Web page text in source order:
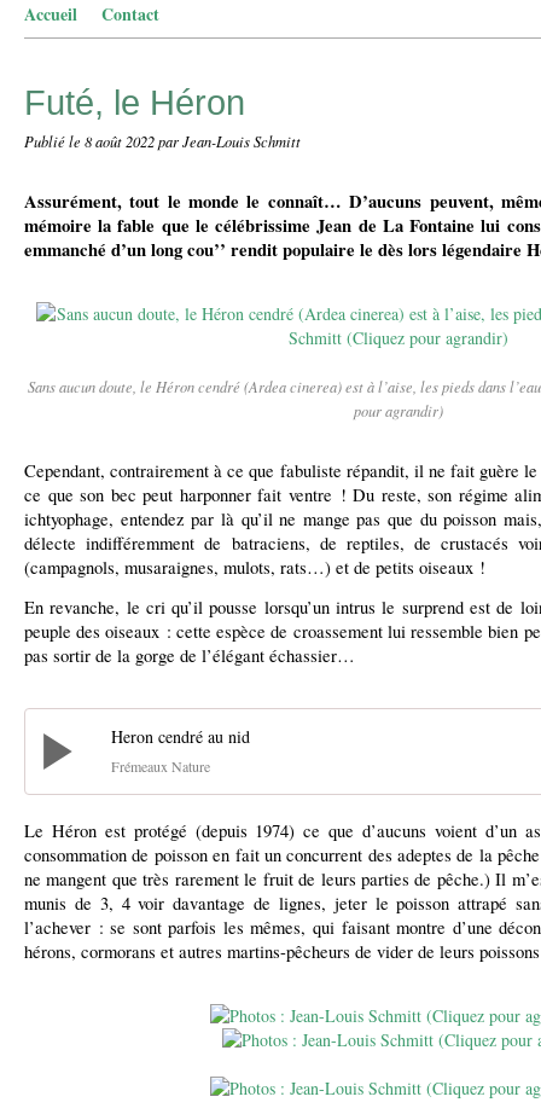
Accueil Contact
Futé, le Héron
Publié le 8 août 2022par Jean-Louis Schmitt
Assurément, tout le monde le connaît… D’aucuns peuvent,
mémoire la fable que le célébrissime Jean de La Fontaine lui
emmanché d’un long cou’’ rendit populaire le dès lors légendaire
Sans aucun doute, le Héron cendré (Ardea cinerea) est à l’aise, les pieds dans
pour agrandir)
Cependant, contrairement à ce que fabuliste répandit, il ne fait guère
ce que son bec peut harponner fait ventre ! Du reste, son régime
ichtyophage, entendez par là qu’il ne mange pas que du poisson
délecte indifféremment de batraciens, de reptiles, de crustacés
(campagnols, musaraignes, mulots, rats…) et de petits oiseaux !
En revanche, le cri qu’il pousse lorsqu’un intrus le surprend est de
peuple des oiseaux : cette espèce de croassement lui ressemble bien
pas sortir de la gorge de l’élégant échassier…
Heron cendré au nid
Frémeaux Nature
Le Héron est protégé (depuis 1974) ce que d’aucuns voient d’un
consommation de poisson en fait un concurrent des adeptes de la
ne mangent que très rarement le fruit de leurs parties de pêche.) Il
munis de 3, 4 voir davantage de lignes, jeter le poisson attrapé
l’achever : se sont parfois les mêmes, qui faisant montre d’une
hérons, cormorans et autres martins-pêcheurs de vider de leurs